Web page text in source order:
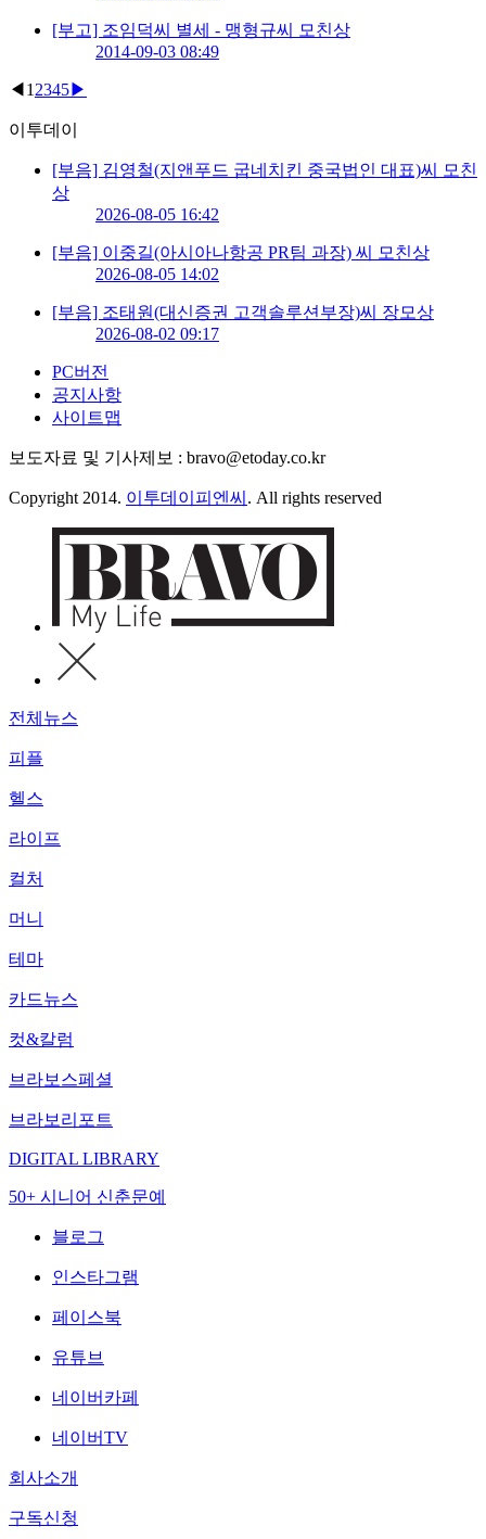
[부고] 조임덕씨 별세 - 맹형규씨 모친상
2014-09-03 08:49
◀ 1 2345▶
이투데이
[부음] 김영철(지앤푸드 굽네치킨 중국법인 대표)씨 모친
상
2026-08-05 16:42
[부음] 이중길(아시아나항공 PR팀 과장) 씨 모친상
2026-08-05 14:02
[부음] 조태원(대신증권 고객솔루션부장)씨 장모상
2026-08-02 09:17
PC버전
공지사항
사이트맵
보도자료 및 기사제보 : bravo@etoday.co.kr
Copyright 2014. 이투데이피엔씨 . All rights reserved
전체뉴스
피플
헬스
라이프
컬처
머니
테마
카드뉴스
컷&칼럼
브라보스페셜
브라보리포트
DIGITAL LIBRARY
50+ 시니어 신춘문예
블로그
인스타그램
페이스북
유튜브
네이버카페
네이버TV
회사소개
구독신청